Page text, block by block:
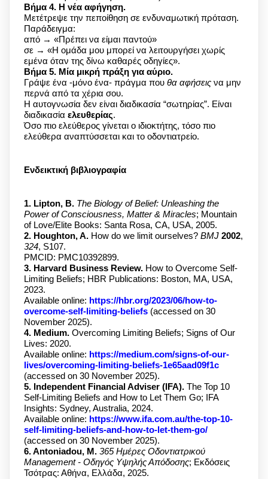
Βήμα 4. Η νέα αφήγηση.
Μετέτρεψε την πεποίθηση σε ενδυναμωτική πρόταση.
Παράδειγμα:
από → «Πρέπει να είμαι παντού»
σε → «Η ομάδα μου μπορεί να λειτουργήσει χωρίς
εμένα όταν της δίνω καθαρές οδηγίες».
Βήμα 5. Μία μικρή πράξη για αύριο.
Γράψε ένα -μόνο ένα- πράγμα που θα αφήσεις να μην
περνά από τα χέρια σου.
Η αυτογνωσία δεν είναι διαδικασία “σωτηρίας”. Είναι
διαδικασία ελευθερίας.
Όσο πιο ελεύθερος γίνεται ο ιδιοκτήτης, τόσο πιο
ελεύθερα αναπτύσσεται και το οδοντιατρείο.
Ενδεικτική βιβλιογραφία
1. Lipton, B. The Biology of Belief: Unleashing the
Power of Consciousness, Matter & Miracles; Mountain
of Love/Elite Books: Santa Rosa, CA, USA, 2005.
2. Houghton, A. How do we limit ourselves? BMJ 2002,
324, S107.
PMCID: PMC10392899.
3. Harvard Business Review. How to Overcome Self-
Limiting Beliefs; HBR Publications: Boston, MA, USA,
2023.
Available online: https://hbr.org/2023/06/how-to-
overcome-self-limiting-beliefs (accessed on 30
November 2025).
4. Medium. Overcoming Limiting Beliefs; Signs of Our
Lives: 2020.
Available online: https://medium.com/signs-of-our-
lives/overcoming-limiting-beliefs-1e65aad09f1c
(accessed on 30 November 2025).
5. Independent Financial Adviser (IFA). The Top 10
Self-Limiting Beliefs and How to Let Them Go; IFA
Insights: Sydney, Australia, 2024.
Available online: https://www.ifa.com.au/the-top-10-
self-limiting-beliefs-and-how-to-let-them-go/
(accessed on 30 November 2025).
6. Antoniadou, M. 365 Ημέρες Οδοντιατρικού
Management - Οδηγός Υψηλής Απόδοσης; Εκδόσεις
Τσότρας: Αθήνα, Ελλάδα, 2025.